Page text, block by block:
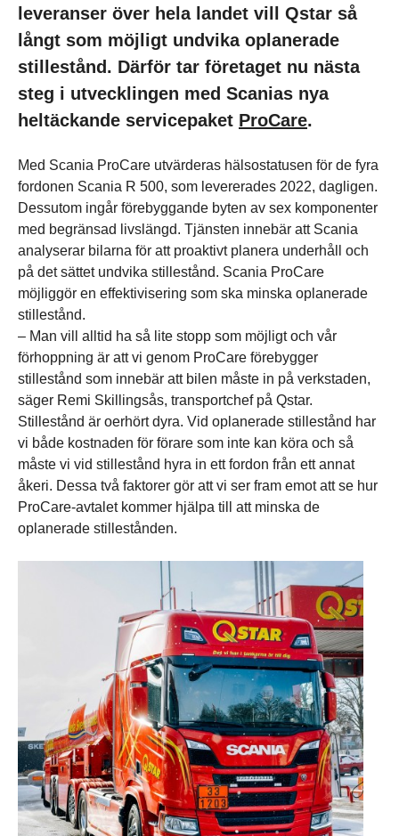
leveranser över hela landet vill Qstar så
långt som möjligt undvika oplanerade
stillestånd. Därför tar företaget nu nästa
steg i utvecklingen med Scanias nya
heltäckande servicepaket ProCare.
Med Scania ProCare utvärderas hälso­statusen för de fyra
fordonen Scania R 500, som levererades 2022, dagligen.
Dessutom ingår förebyggande byten av sex komponenter
med begränsad livslängd. Tjänsten innebär att Scania
analyserar bilarna för att proaktivt planera underhåll och
på det sättet undvika stillestånd. Scania ProCare
möjliggör en effektivisering som ska minska oplanerade
stillestånd.
– Man vill alltid ha så lite stopp som möjligt och vår
förhoppning är att vi genom ProCare förebygger
stillestånd som innebär att bilen måste in på verkstaden,
säger Remi Skillingsås, transportchef på Qstar.
Stillestånd är oerhört dyra. Vid oplanerade stillestånd har
vi både kostnaden för förare som inte kan köra och så
måste vi vid stillestånd hyra in ett fordon från ett annat
åkeri. Dessa två faktorer gör att vi ser fram emot att se hur
ProCare-avtalet kommer hjälpa till att minska de
oplanerade stillestånden.